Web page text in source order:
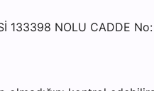
133398 NOLU CADDE No: